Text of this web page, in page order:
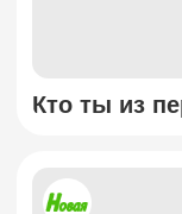
Кто ты из